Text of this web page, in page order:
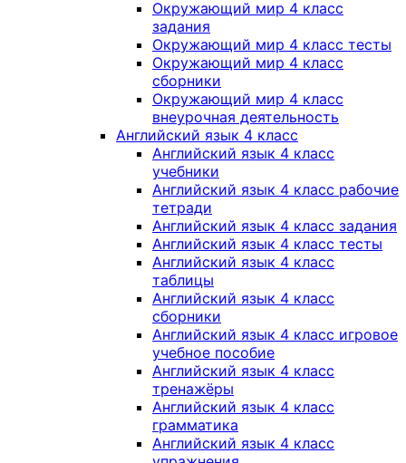
Окружающий мир 4 класс
задания
Окружающий мир 4 класс тесты
Окружающий мир 4 класс
сборники
Окружающий мир 4 класс
внеурочная деятельность
Английский язык 4 класс
Английский язык 4 класс
учебники
Английский язык 4 класс рабочие
тетради
Английский язык 4 класс задания
Английский язык 4 класс тесты
Английский язык 4 класс
таблицы
Английский язык 4 класс
сборники
Английский язык 4 класс игровое
учебное пособие
Английский язык 4 класс
тренажёры
Английский язык 4 класс
грамматика
Английский язык 4 класс